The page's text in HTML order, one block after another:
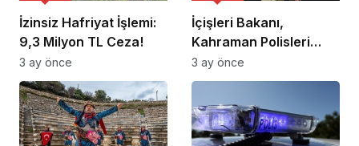
İzinsiz Hafriyat İşlemi:
9,3 Milyon TL Ceza!
3 ay önce
İçişleri Bakanı,
Kahraman Polisleri
Ziyaret Etti
3 ay önce